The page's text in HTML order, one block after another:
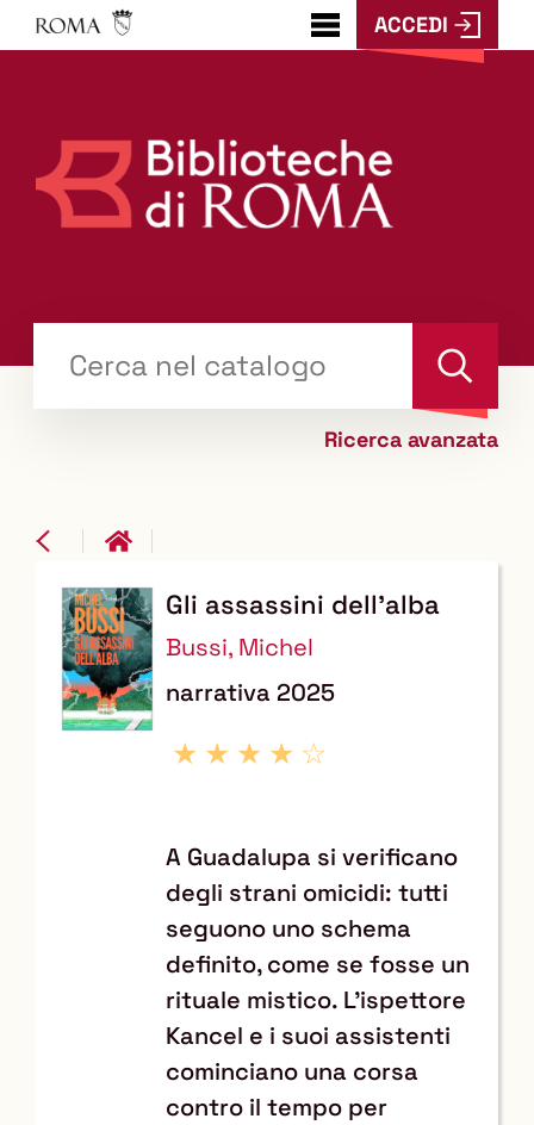
???
menu.button???
ACCEDI
il tuo libro "Catalogo"
Cerca
Ricerca avanzata
Dettaglio
del
documento
Gli assassini dell'alba
Bussi, Michel
narrativa 2025
A Guadalupa si verificano
degli strani omicidi: tutti
seguono uno schema
definito, come se fosse un
rituale mistico. L’ispettore
Kancel e i suoi assistenti
cominciano una corsa
contro il tempo per